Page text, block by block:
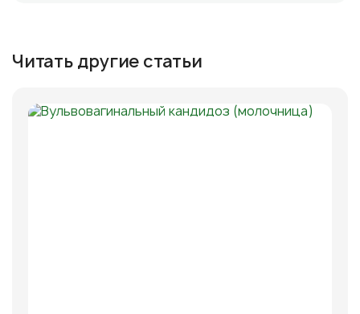
Читать другие статьи